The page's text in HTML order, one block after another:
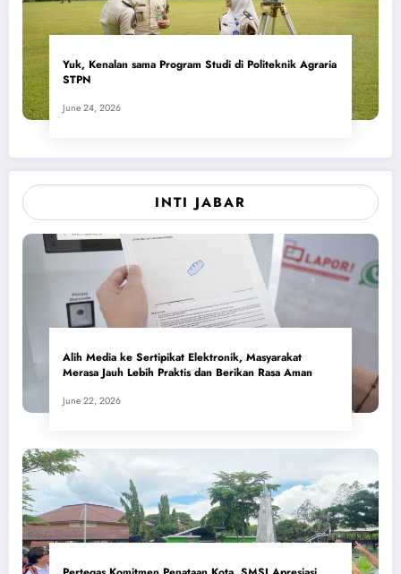
Yuk, Kenalan sama Program Studi di Politeknik Agraria
STPN
June 24, 2026
INTI JABAR
Alih Media ke Sertipikat Elektronik, Masyarakat
Merasa Jauh Lebih Praktis dan Berikan Rasa Aman
June 22, 2026